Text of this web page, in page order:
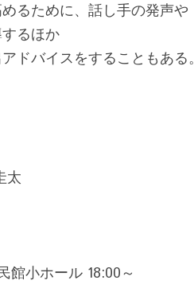
るために、話し手の発声や
るほか
ドバイスをすることもある。
太
館小ホール 18:00～